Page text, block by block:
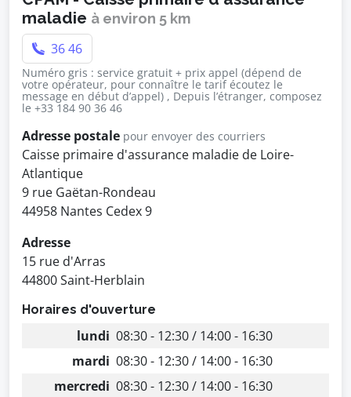
maladie à environ 5 km
36 46
Numéro gris : service gratuit + prix appel (dépend de
votre opérateur, pour connaître le tarif écoutez le
message en début d’appel) , Depuis l’étranger, composez
le +33 184 90 36 46
Adresse postale pour envoyer des courriers
Caisse primaire d'assurance maladie de Loire-
Atlantique
9 rue Gaëtan-Rondeau
44958 Nantes Cedex 9
Adresse
15 rue d'Arras
44800 Saint-Herblain
Horaires d'ouverture
lundi 08:30 - 12:30 / 14:00 - 16:30
mardi 08:30 - 12:30 / 14:00 - 16:30
mercredi 08:30 - 12:30 / 14:00 - 16:30